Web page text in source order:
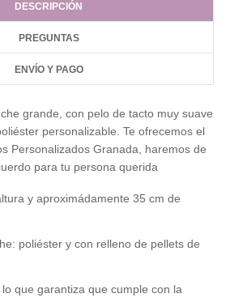
DESCRIPCIÓN
PREGUNTAS
ENVÍO Y PAGO
grande, con pelo de tacto muy suave
personalizable. Te ofrecemos el
Personalizados Granada, haremos de
para tu persona querida
y aproximádamente 35 cm de
poliéster y con relleno de pellets de
que garantiza que cumple con la